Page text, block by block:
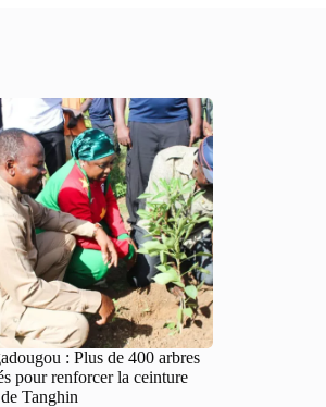
: Plus de 400 arbres
pour renforcer la ceinture
Tanghin